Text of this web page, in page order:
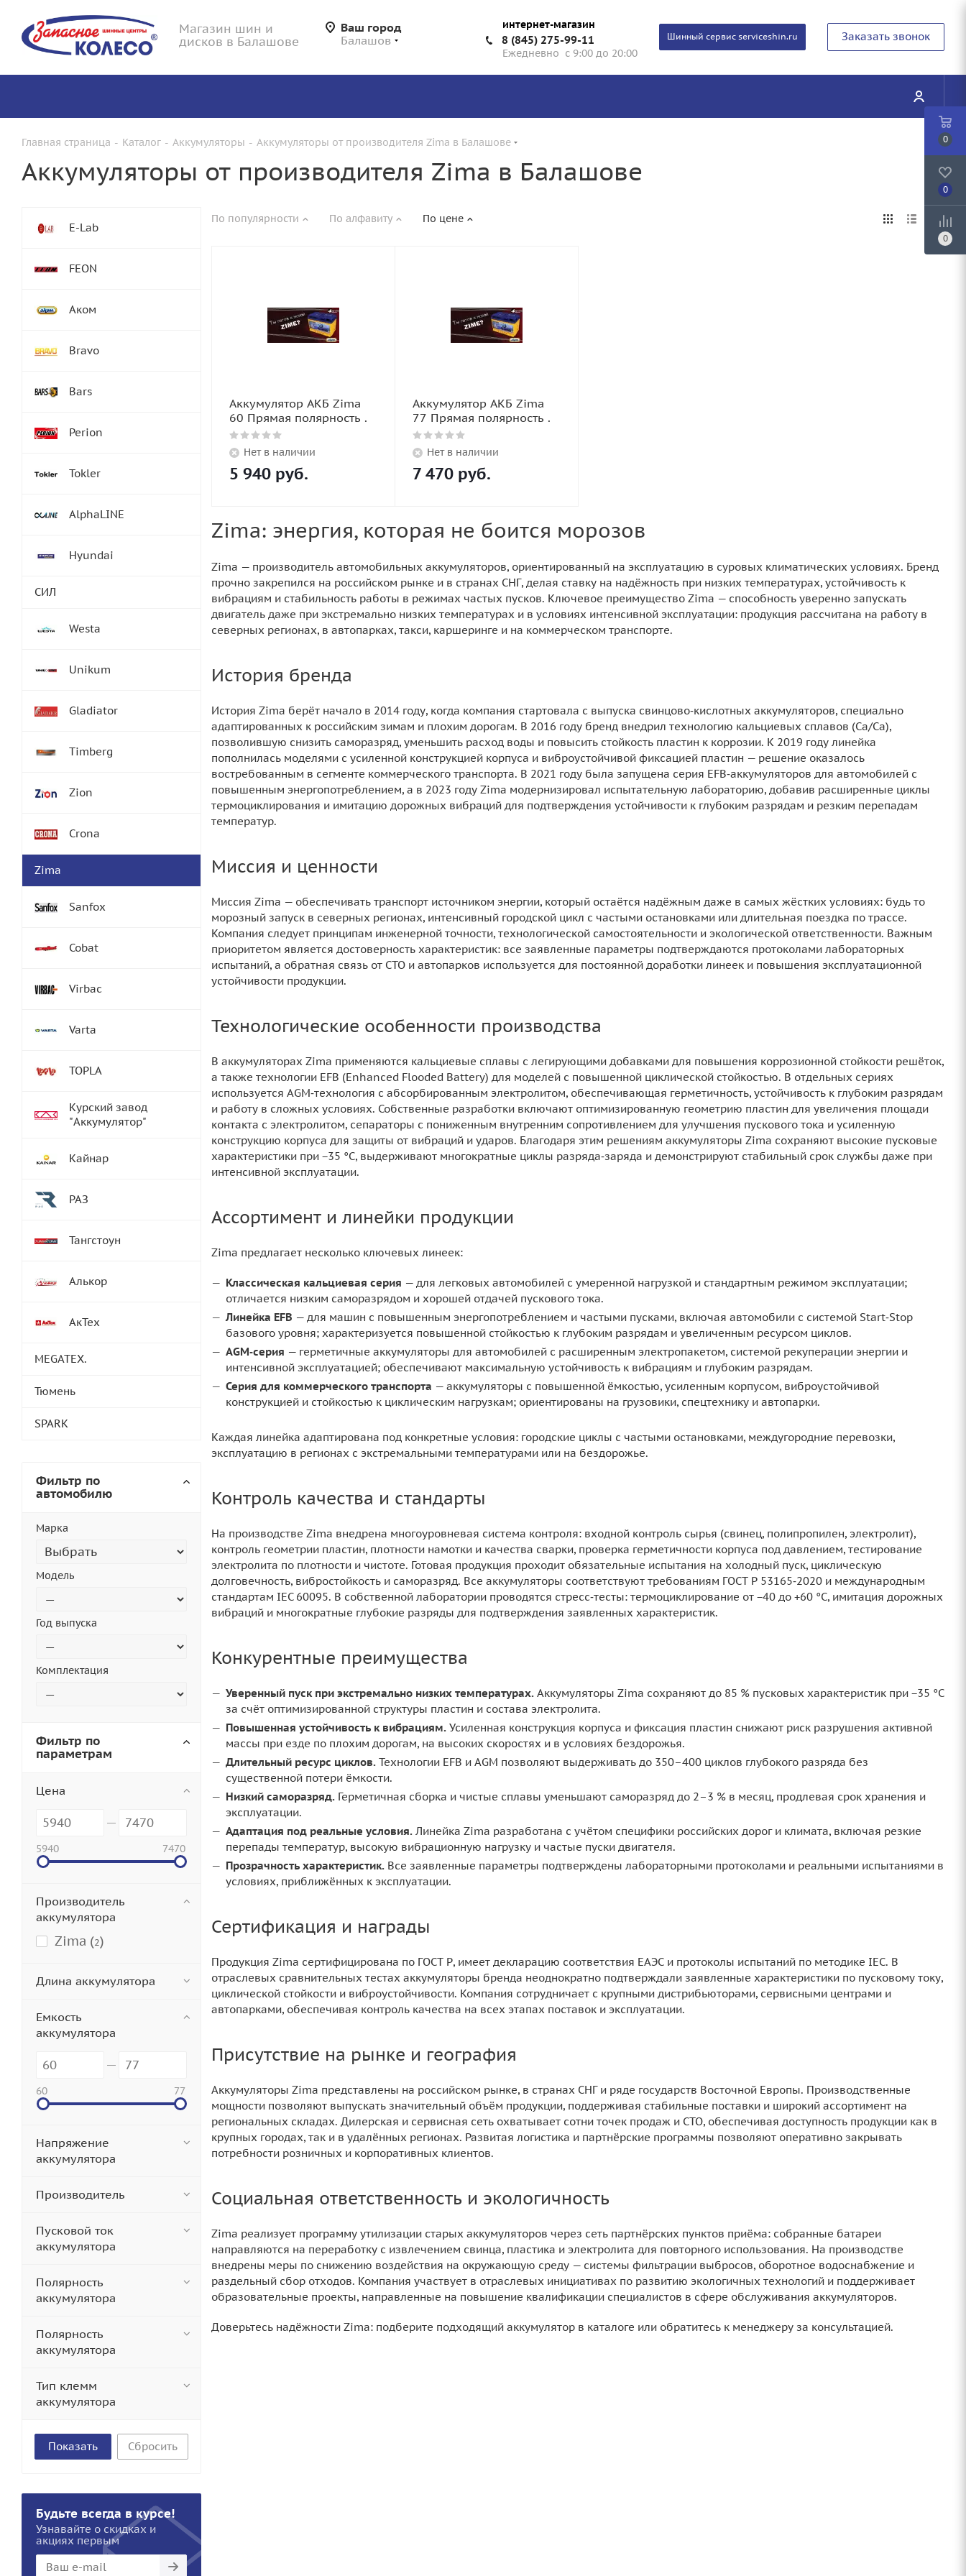
Магазин шин и
дисков в Балашове
Ваш город
Балашов
интернет-магазин
8 (845) 275-99-11
Ежедневно с 9:00 до 20:00
Шинный сервис serviceshin.ru Заказать звонок
Главная страница - Каталог - Аккумуляторы - Аккумуляторы от производителя Zima в Балашове
Аккумуляторы от производителя Zima в Балашове
По популярности По алфавиту По цене
Аккумулятор АКБ Zima
60 Прямая полярность .
Нет в наличии
5 940 руб.
Аккумулятор АКБ Zima
77 Прямая полярность .
Нет в наличии
7 470 руб.
Zima: энергия, которая не боится морозов
Zima — производитель автомобильных аккумуляторов, ориентированный на эксплуатацию в суровых климатических условиях. Бренд
прочно закрепился на российском рынке и в странах СНГ, делая ставку на надёжность при низких температурах, устойчивость к
вибрациям и стабильность работы в режимах частых пусков. Ключевое преимущество Zima — способность уверенно запускать
двигатель даже при экстремально низких температурах и в условиях интенсивной эксплуатации: продукция рассчитана на работу в
северных регионах, в автопарках, такси, каршеринге и на коммерческом транспорте.
История бренда
История Zima берёт начало в 2014 году, когда компания стартовала с выпуска свинцово‑кислотных аккумуляторов, специально
адаптированных к российским зимам и плохим дорогам. В 2016 году бренд внедрил технологию кальциевых сплавов (Ca/Ca),
позволившую снизить саморазряд, уменьшить расход воды и повысить стойкость пластин к коррозии. К 2019 году линейка
пополнилась моделями с усиленной конструкцией корпуса и виброустойчивой фиксацией пластин — решение оказалось
востребованным в сегменте коммерческого транспорта. В 2021 году была запущена серия EFB‑аккумуляторов для автомобилей с
повышенным энергопотреблением, а в 2023 году Zima модернизировал испытательную лабораторию, добавив расширенные циклы
термоциклирования и имитацию дорожных вибраций для подтверждения устойчивости к глубоким разрядам и резким перепадам
температур.
Миссия и ценности
Миссия Zima — обеспечивать транспорт источником энергии, который остаётся надёжным даже в самых жёстких условиях: будь то
морозный запуск в северных регионах, интенсивный городской цикл с частыми остановками или длительная поездка по трассе.
Компания следует принципам инженерной точности, технологической самостоятельности и экологической ответственности. Важным
приоритетом является достоверность характеристик: все заявленные параметры подтверждаются протоколами лабораторных
испытаний, а обратная связь от СТО и автопарков используется для постоянной доработки линеек и повышения эксплуатационной
устойчивости продукции.
Технологические особенности производства
В аккумуляторах Zima применяются кальциевые сплавы с легирующими добавками для повышения коррозионной стойкости решёток,
а также технологии EFB (Enhanced Flooded Battery) для моделей с повышенной циклической стойкостью. В отдельных сериях
используется AGM‑технология с абсорбированным электролитом, обеспечивающая герметичность, устойчивость к глубоким разрядам
и работу в сложных условиях. Собственные разработки включают оптимизированную геометрию пластин для увеличения площади
контакта с электролитом, сепараторы с пониженным внутренним сопротивлением для улучшения пускового тока и усиленную
конструкцию корпуса для защиты от вибраций и ударов. Благодаря этим решениям аккумуляторы Zima сохраняют высокие пусковые
характеристики при −35 °C, выдерживают многократные циклы разряда‑заряда и демонстрируют стабильный срок службы даже при
интенсивной эксплуатации.
Ассортимент и линейки продукции
Zima предлагает несколько ключевых линеек:
Классическая кальциевая серия — для легковых автомобилей с умеренной нагрузкой и стандартным режимом эксплуатации;
отличается низким саморазрядом и хорошей отдачей пускового тока.
Линейка EFB — для машин с повышенным энергопотреблением и частыми пусками, включая автомобили с системой Start‑Stop
базового уровня; характеризуется повышенной стойкостью к глубоким разрядам и увеличенным ресурсом циклов.
AGM‑серия — герметичные аккумуляторы для автомобилей с расширенным электропакетом, системой рекуперации энергии и
интенсивной эксплуатацией; обеспечивают максимальную устойчивость к вибрациям и глубоким разрядам.
Серия для коммерческого транспорта — аккумуляторы с повышенной ёмкостью, усиленным корпусом, виброустойчивой
конструкцией и стойкостью к циклическим нагрузкам; ориентированы на грузовики, спецтехнику и автопарки.
Каждая линейка адаптирована под конкретные условия: городские циклы с частыми остановками, междугородние перевозки,
эксплуатацию в регионах с экстремальными температурами или на бездорожье.
Контроль качества и стандарты
На производстве Zima внедрена многоуровневая система контроля: входной контроль сырья (свинец, полипропилен, электролит),
контроль геометрии пластин, плотности намотки и качества сварки, проверка герметичности корпуса под давлением, тестирование
электролита по плотности и чистоте. Готовая продукция проходит обязательные испытания на холодный пуск, циклическую
долговечность, вибростойкость и саморазряд. Все аккумуляторы соответствуют требованиям ГОСТ Р 53165‑2020 и международным
стандартам IEC 60095. В собственной лаборатории проводятся стресс‑тесты: термоциклирование от −40 до +60 °C, имитация дорожных
вибраций и многократные глубокие разряды для подтверждения заявленных характеристик.
Конкурентные преимущества
Уверенный пуск при экстремально низких температурах. Аккумуляторы Zima сохраняют до 85 % пусковых характеристик при −35 °C
за счёт оптимизированной структуры пластин и состава электролита.
Повышенная устойчивость к вибрациям. Усиленная конструкция корпуса и фиксация пластин снижают риск разрушения активной
массы при езде по плохим дорогам, на высоких скоростях и в условиях бездорожья.
Длительный ресурс циклов. Технологии EFB и AGM позволяют выдерживать до 350–400 циклов глубокого разряда без
существенной потери ёмкости.
Низкий саморазряд. Герметичная сборка и чистые сплавы уменьшают саморазряд до 2–3 % в месяц, продлевая срок хранения и
эксплуатации.
Адаптация под реальные условия. Линейка Zima разработана с учётом специфики российских дорог и климата, включая резкие
перепады температур, высокую вибрационную нагрузку и частые пуски двигателя.
Прозрачность характеристик. Все заявленные параметры подтверждены лабораторными протоколами и реальными испытаниями в
условиях, приближённых к эксплуатации.
Сертификация и награды
Продукция Zima сертифицирована по ГОСТ Р, имеет декларацию соответствия ЕАЭС и протоколы испытаний по методике IEC. В
отраслевых сравнительных тестах аккумуляторы бренда неоднократно подтверждали заявленные характеристики по пусковому току,
циклической стойкости и виброустойчивости. Компания сотрудничает с крупными дистрибьюторами, сервисными центрами и
автопарками, обеспечивая контроль качества на всех этапах поставок и эксплуатации.
Присутствие на рынке и география
Аккумуляторы Zima представлены на российском рынке, в странах СНГ и ряде государств Восточной Европы. Производственные
мощности позволяют выпускать значительный объём продукции, поддерживая стабильные поставки и широкий ассортимент на
региональных складах. Дилерская и сервисная сеть охватывает сотни точек продаж и СТО, обеспечивая доступность продукции как в
крупных городах, так и в удалённых регионах. Развитая логистика и партнёрские программы позволяют оперативно закрывать
потребности розничных и корпоративных клиентов.
Социальная ответственность и экологичность
Zima реализует программу утилизации старых аккумуляторов через сеть партнёрских пунктов приёма: собранные батареи
направляются на переработку с извлечением свинца, пластика и электролита для повторного использования. На производстве
внедрены меры по снижению воздействия на окружающую среду — системы фильтрации выбросов, оборотное водоснабжение и
раздельный сбор отходов. Компания участвует в отраслевых инициативах по развитию экологичных технологий и поддерживает
образовательные проекты, направленные на повышение квалификации специалистов в сфере обслуживания аккумуляторов.
Доверьтесь надёжности Zima: подберите подходящий аккумулятор в каталоге или обратитесь к менеджеру за консультацией.
E-Lab
FEON
Аком
Bravo
Bars
Perion
Tokler
AlphaLINE
Hyundai
СИЛ
Westa
Unikum
Gladiator
Timberg
Zion
Crona
Zima
Sanfox
Cobat
Virbac
Varta
TOPLA
Курский завод
"Аккумулятор"
Кайнар
РАЗ
Тангстоун
Алькор
АкТех
MEGATEX.
Тюмень
SPARK
Фильтр по
автомобилю
Марка
Модель
Год выпуска
Комплектация
Фильтр по
параметрам
Цена
5940 7470
Производитель
аккумулятора
Zima (2)
Длина аккумулятора
Емкость
аккумулятора
60 77
Напряжение
аккумулятора
Производитель
Пусковой ток
аккумулятора
Полярность
аккумулятора
Полярность
аккумулятора
Тип клемм
аккумулятора
Сбросить
Будьте всегда в курсе!
Узнавайте о скидках и
акциях первым
0
0
0